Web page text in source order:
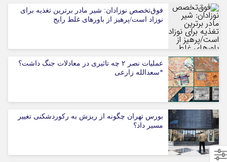
فوق‌تخصص نوزادان: شیر مادر برترین تغذیه برای
نوزاد است/پرهیز از باورهای غلط رایج
عملیات نصر ۲ چه تاثیری در معادلات جنگ داشت؟
*سعدالله زارعی
بورس تهران چگونه از ریزش به رکوردشکنی تغییر
مسیر داد؟